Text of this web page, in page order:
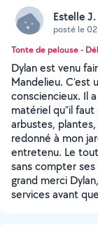
Estelle J.
posté le
Tonte de pelouse -
Dylan est venu
Mandelieu. C'est
consciencieux. Il
matériel qu"il
arbustes,
redonné à mon
entretenu. Le
sans compter
grand merci
services avant